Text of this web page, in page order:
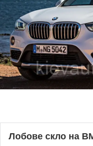
Лобове скло на